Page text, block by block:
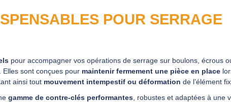
POUR SERRAGE
pour accompagner vos opérations de serrage sur boulons, écrous
sont conçues pour maintenir fermement une pièce en place
ainsi tout mouvement intempestif ou déformation de l’élément
gamme de contre‑clés performantes , robustes et adaptées à une